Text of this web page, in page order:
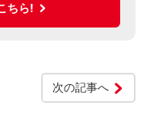
ちら!
次の記事へ